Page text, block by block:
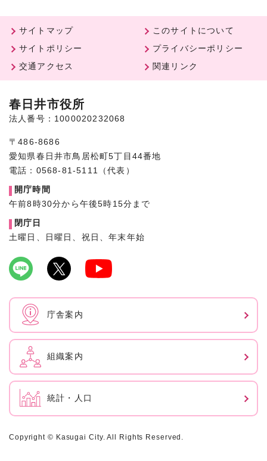
サイトマップ
このサイトについて
サイトポリシー
プライバシーポリシー
交通アクセス
関連リンク
春日井市役所
法人番号：1000020232068
〒486-8686
愛知県春日井市鳥居松町5丁目44番地
電話：0568-81-5111（代表）
開庁時間
午前8時30分から午後5時15分まで
閉庁日
土曜日、日曜日、祝日、年末年始
庁舎案内
組織案内
統計・人口
Copyright © Kasugai City. All Rights Reserved.